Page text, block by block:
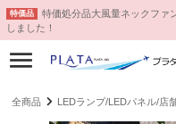
特価品
特価処分品大風量ネックファ
しました！
全商品 LEDランプ/LEDパネル/店